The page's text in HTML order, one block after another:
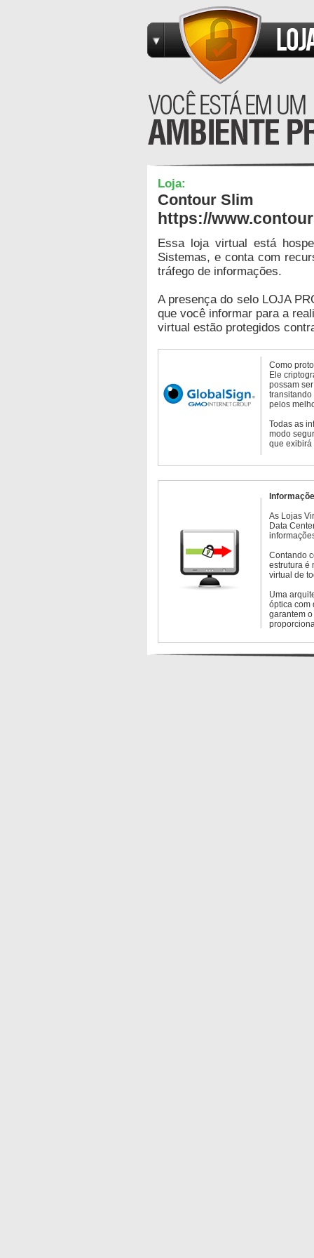
Loja:
Contour Slim
https://
Essa loja virtual está
Sistemas, e conta com
tráfego de informações.
A presença do selo LOJA
que você informar para a
virtual estão protegidos
Como
Ele
possam
transitando
pelos
Todas as
modo
que exibirá
As Lojas
Data
Contando
estrutura é
virtual de
Uma
óptica com
garantem